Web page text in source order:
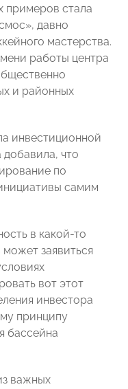
примеров стала
давно
мастерства.
работы центра
и районных
инвестиционной
что
по
самим
в какой-то
заявиться
вот этот
инвестора
принципу
бассейна
важных